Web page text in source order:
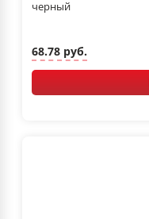
черный
68.78 руб.